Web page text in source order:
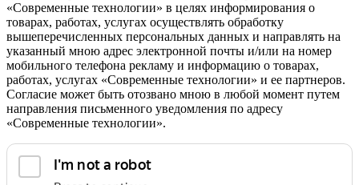
«Современные технологии» в целях информирования о
товарах, работах, услугах осуществлять обработку
вышеперечисленных персональных данных и направлять на
указанный мною адрес электронной почты и/или на номер
мобильного телефона рекламу и информацию о товарах,
работах, услугах «Современные технологии» и ее партнеров.
Согласие может быть отозвано мною в любой момент путем
направления письменного уведомления по адресу
«Современные технологии».